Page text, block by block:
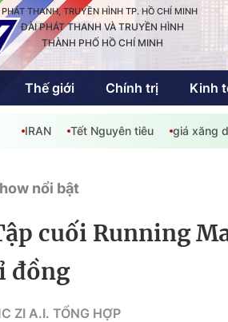
THANH, TRUYỀN HÌNH TP. HỒ CHÍ MINH
ĐÀI PHÁT THANH VÀ TRUYỀN HÌNH
THÀNH PHỐ HỒ CHÍ MINH
Thế giới Chính trị Kinh
Thể thao
Quốc tế
Văn
Công nghệ
IRAN Tết Nguyên tiêu giá xăng
nổi bật
cuối Running
đồng
ZI A.I. TỔNG HỢP